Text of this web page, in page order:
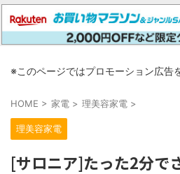
※このページではプロモーション広告
HOME > 家電 > 理美容家電 >
理美容家電
[サロニア]たった2分で